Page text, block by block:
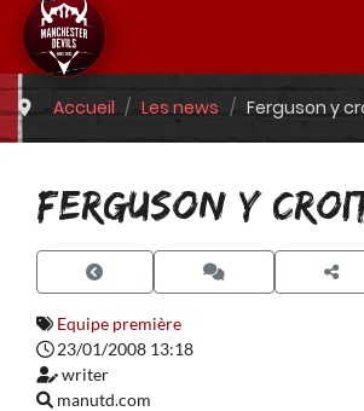
Accueil Les news Ferguson y
FERGUSON Y
Equipe première
23/01/2008 13:18
writer
manutd.com